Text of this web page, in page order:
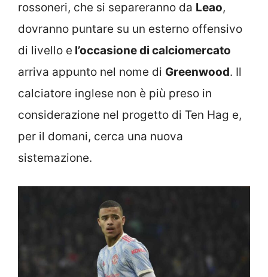
rossoneri, che si separeranno da Leao,
dovranno puntare su un esterno offensivo
di livello e l’occasione di calciomercato
arriva appunto nel nome di Greenwood. Il
calciatore inglese non è più preso in
considerazione nel progetto di Ten Hag e,
per il domani, cerca una nuova
sistemazione.